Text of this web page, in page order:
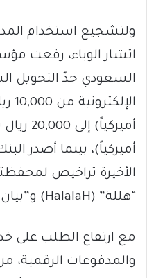
ولتشجيع استخدام
اتشار الوباء، رفعت
السعودي حدّ التحويل
أميركياً)، بينما أصدر
الأخيرة تراخيص
“هللة” (HalalaH) و”بيان باي” (BayanPay).
مع ارتفاع الطلب على
والمدفوعات الرقمية،